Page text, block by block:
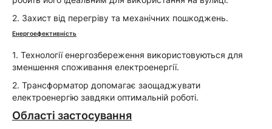
2. Захист від перегріву та механічних пошкоджень.
Енергоефективність
1. Технології енергозбереження використовуються для
зменшення споживання електроенергії.
2. Трансформатор допомагає заощаджувати
електроенергію завдяки оптимальній роботі.
Області застосування